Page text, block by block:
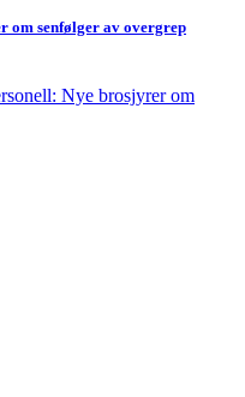
om senfølger av overgrep
Nye brosjyrer om